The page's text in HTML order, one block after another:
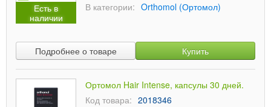
Есть в
наличии
В категории: Orthomol (Ортомол)
Подробнее о товаре Купить
Ортомол Hair Intense, капсулы 30 дней.
Код товара: 2018346